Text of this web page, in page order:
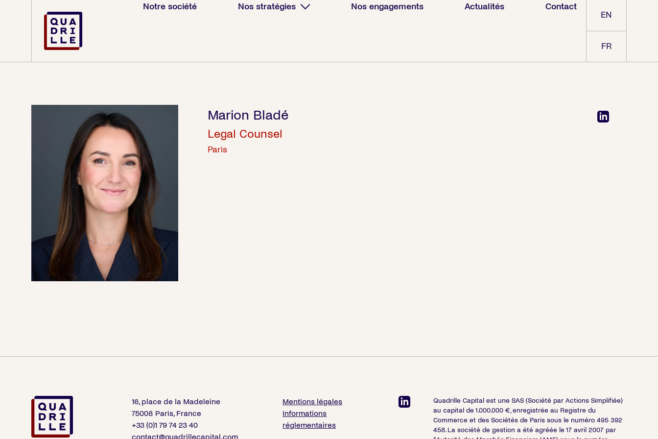
Notre société Nos stratégies Nos engagements Actualités
Contact
EN
FR
Marion Bladé
Legal Counsel
Paris
16, place de la Madeleine
75008 Paris, France
+33 (0)1 79 74 23 40
contact@quadrillecapital.com
Mentions légales
Informations
réglementaires
Quadrille Capital est une SAS (Société par Actions Simplifiée)
au capital de 1.000.000 €, enregistrée au Registre du
Commerce et des Sociétés de Paris sous le numéro 495 392
458. La société de gestion a été agréée le 17 avril 2007 par